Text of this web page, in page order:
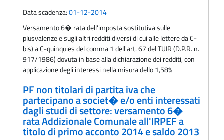
Data scadenza:01-12-2014
Versamento 6� rata dell'imposta sostitutiva sulle
plusvalenze e sugli altri redditi diversi di cui alle lettere da C-
bis) a C-quinquies del comma 1 dell'art. 67 del TUIR (D.P.R. n.
917/1986) dovuta in base alla dichiarazione dei redditi, con
applicazione degli interessi nella misura dello 1,58%
PF non titolari di partita iva che
partecipano a societ� e/o enti interessati
dagli studi di settore: versamento 6�
rata Addizionale Comunale all'IRPEF a
titolo di primo acconto 2014 e saldo 2013